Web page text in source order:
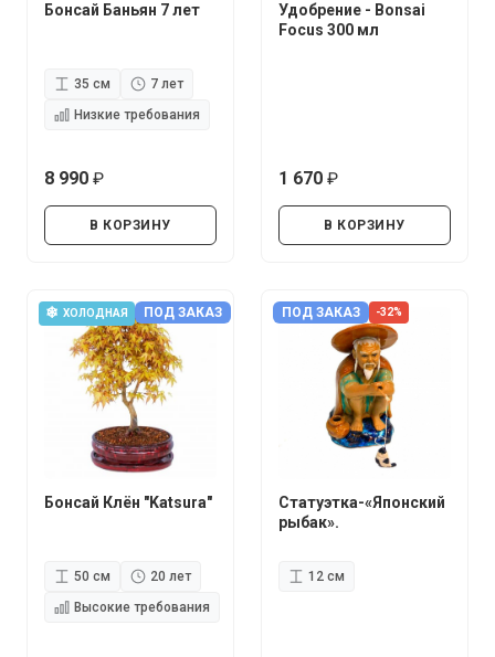
Бонсай Баньян 7 лет
35 см
7 лет
Низкие требования
8 990
В КОРЗИНУ
Удобрение - Bonsai
Focus 300 мл
1 670
В КОРЗИНУ
❄ ХОЛОДНАЯ ПОД ЗАКАЗ
Бонсай Клён "Katsura"
50 см
20 лет
Высокие требования
ПОД ЗАКАЗ -32%
Статуэтка-«Японский
рыбак».
12 см